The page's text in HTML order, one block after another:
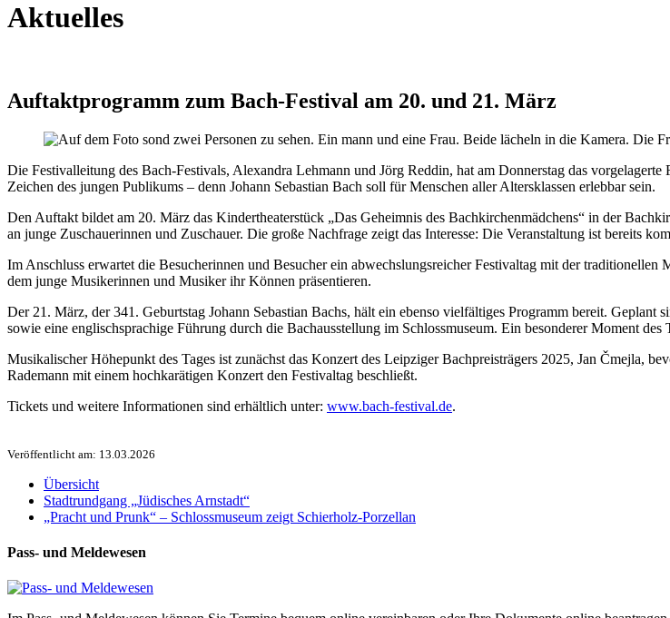
Aktuelles
Auftaktprogramm zum Bach-Festival am 20. und 21. März
Die Festivalleitung des Bach-Festivals, Alexandra Lehmann und Jörg Reddin, hat am Donnerstag das
Zeichen des jungen Publikums – denn Johann Sebastian Bach soll für Menschen aller Altersklassen erlebbar sein.
Den Auftakt bildet am 20. März das Kindertheaterstück „Das Geheimnis des Bachkirchenmädchens“ in der
an junge Zuschauerinnen und Zuschauer. Die große Nachfrage zeigt das Interesse: Die Veranstaltung ist bereits
Im Anschluss erwartet die Besucherinnen und Besucher ein abwechslungsreicher Festivaltag mit der
dem junge Musikerinnen und Musiker ihr Können präsentieren.
Der 21. März, der 341. Geburtstag Johann Sebastian Bachs, hält ein ebenso vielfältiges Programm bereit.
sowie eine englischsprachige Führung durch die Bachausstellung im Schlossmuseum. Ein besonderer Moment des
Musikalischer Höhepunkt des Tages ist zunächst das Konzert des Leipziger Bachpreisträgers 2025, Jan Čmejla,
Rademann mit einem hochkarätigen Konzert den Festivaltag beschließt.
Tickets und weitere Informationen sind erhältlich unter: www.bach-festival.de.
Veröffentlicht am: 13.03.2026
Übersicht
Stadtrundgang „Jüdisches Arnstadt“
„Pracht und Prunk“ – Schlossmuseum zeigt Schierholz-Porzellan
Pass- und Meldewesen